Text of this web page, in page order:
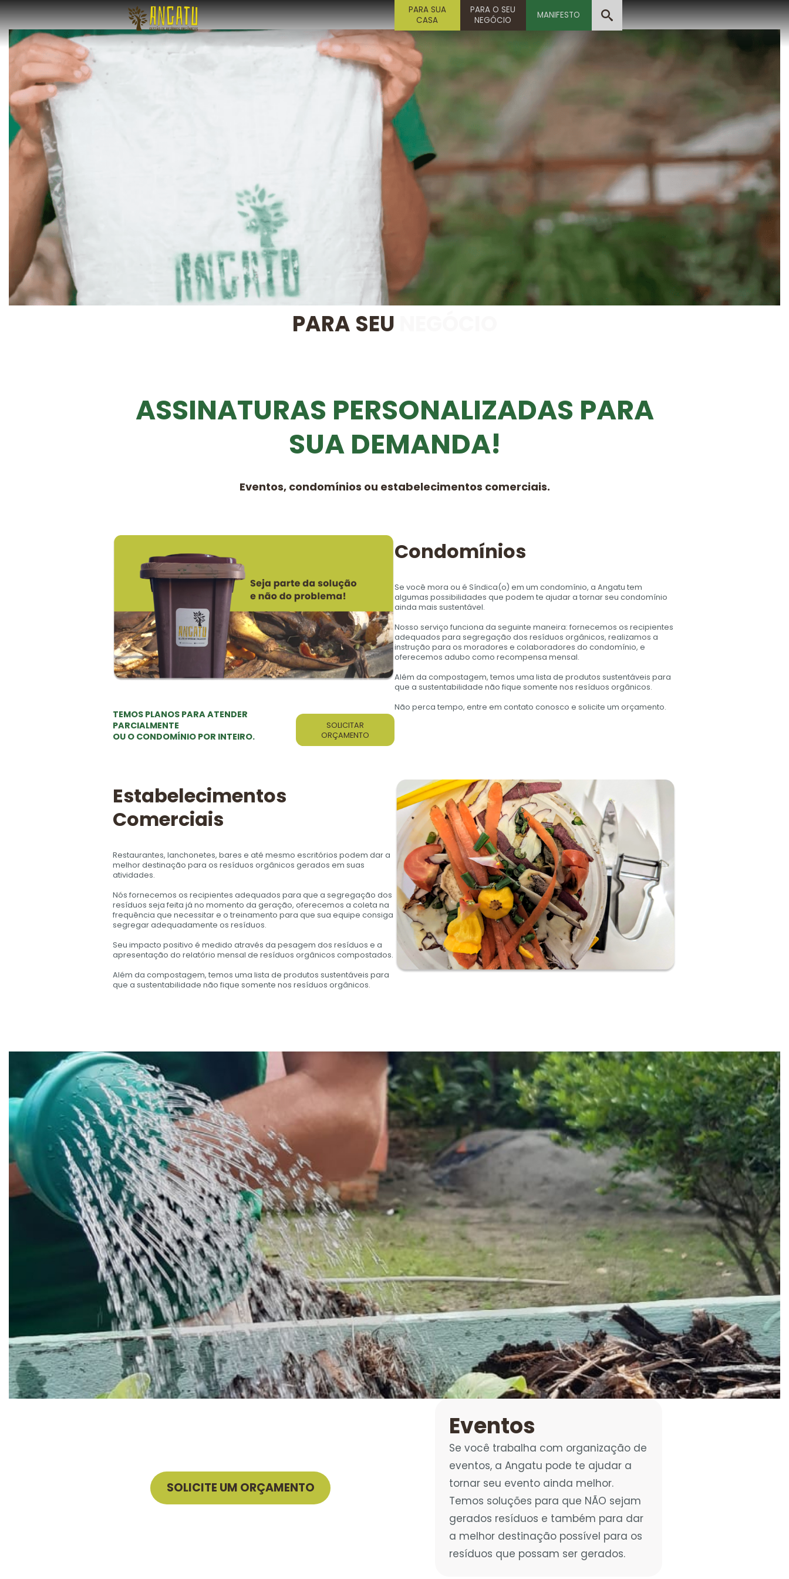
PARA SUA
CASA
PARA O SEU
NEGÓCIO
MANIFESTO
PARA SEU
ASSINATURAS PERSONALIZADAS PARA
SUA DEMANDA!
Eventos, condomínios ou estabelecimentos comerciais.
TEMOS PLANOS PARA ATENDER
PARCIALMENTE
OU O CONDOMÍNIO POR INTEIRO.
SOLICITAR
ORÇAMENTO
Condomínios
Se você mora ou é Síndica(o) em um condomínio, a Angatu tem
algumas possibilidades que podem te ajudar a tornar seu condomínio
ainda mais sustentável.
Nosso serviço funciona da seguinte maneira: fornecemos os recipientes
adequados para segregação dos resíduos orgânicos, realizamos a
instrução para os moradores e colaboradores do condomínio, e
oferecemos adubo como recompensa mensal.
Além da compostagem, temos uma lista de produtos sustentáveis para
que a sustentabilidade não fique somente nos resíduos orgânicos.
Não perca tempo, entre em contato conosco e solicite um orçamento.
Estabelecimentos
Comerciais
Restaurantes, lanchonetes, bares e até mesmo escritórios podem dar a
melhor destinação para os resíduos orgânicos gerados em suas
atividades.
Nós fornecemos os recipientes adequados para que a segregação dos
resíduos seja feita já no momento da geração, oferecemos a coleta na
frequência que necessitar e o treinamento para que sua equipe consiga
segregar adequadamente os resíduos.
Seu impacto positivo é medido através da pesagem dos resíduos e a
apresentação do relatório mensal de resíduos orgânicos compostados.
Além da compostagem, temos uma lista de produtos sustentáveis para
que a sustentabilidade não fique somente nos resíduos orgânicos.
SOLICITE UM ORÇAMENTO
Eventos
Se você trabalha com organização de
eventos, a Angatu pode te ajudar a
tornar seu evento ainda melhor.
Temos soluções para que NÃO sejam
gerados resíduos e também para dar
a melhor destinação possível para os
resíduos que possam ser gerados.